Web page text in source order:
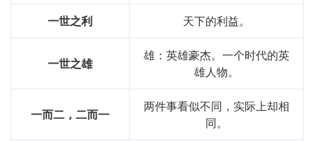
一世之利 天下的利益。
一世之雄
雄：英雄豪杰。一个时代的英
雄人物。
一而二，二而一
两件事看似不同，实际上却相
同。